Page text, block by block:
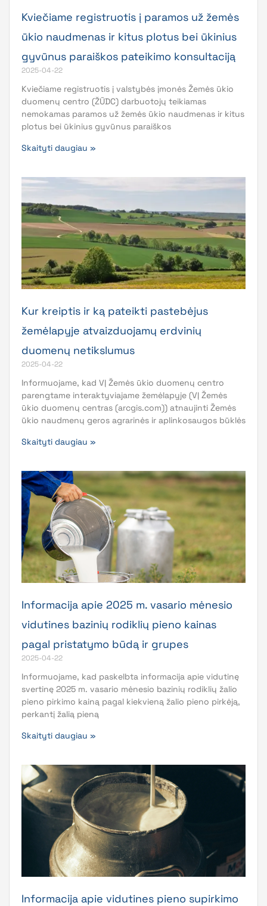
Kviečiame registruotis į paramos už žemės
ūkio naudmenas ir kitus plotus bei ūkinius
gyvūnus paraiškos pateikimo konsultaciją
2025-04-22
Kviečiame registruotis į valstybės įmonės Žemės ūkio
duomenų centro (ŽŪDC) darbuotojų teikiamas
nemokamas paramos už žemės ūkio naudmenas ir kitus
plotus bei ūkinius gyvūnus paraiškos
Skaityti daugiau »
Kur kreiptis ir ką pateikti pastebėjus
žemėlapyje atvaizduojamų erdvinių
duomenų netikslumus
2025-04-22
Informuojame, kad VĮ Žemės ūkio duomenų centro
parengtame interaktyviajame žemėlapyje (VĮ Žemės
ūkio duomenų centras (arcgis.com)) atnaujinti Žemės
ūkio naudmenų geros agrarinės ir aplinkosaugos būklės
Skaityti daugiau »
Informacija apie 2025 m. vasario mėnesio
vidutines bazinių rodiklių pieno kainas
pagal pristatymo būdą ir grupes
2025-04-22
Informuojame, kad paskelbta informacija apie vidutinę
svertinę 2025 m. vasario mėnesio bazinių rodiklių žalio
pieno pirkimo kainą pagal kiekvieną žalio pieno pirkėją,
perkantį žalią pieną
Skaityti daugiau »
Informacija apie vidutines pieno supirkimo